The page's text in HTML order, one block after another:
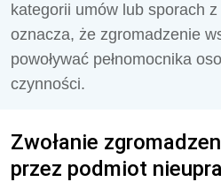
kategorii umów lub sporach
oznacza, że zgromadzenie
powoływać pełnomocnika
czynności.
Zwołanie
przez podmiot